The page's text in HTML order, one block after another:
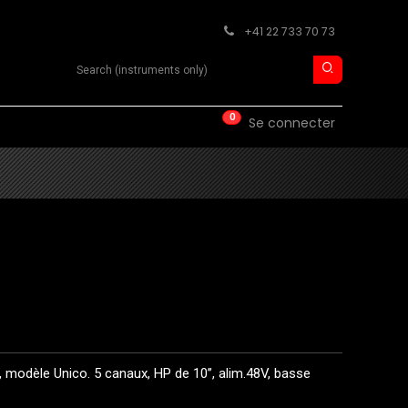
+41 22 733 70 73
Search product
0 Se connecter
Unico. 5 canaux, HP de 10’’, alim.48V, basse